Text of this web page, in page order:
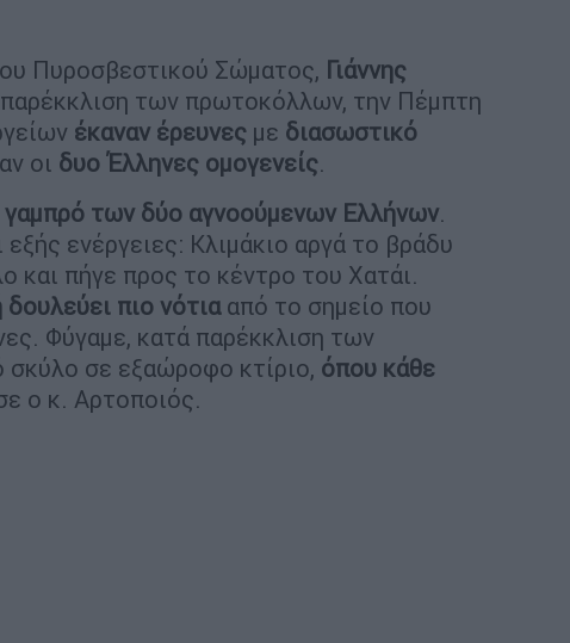
Πυροσβεστικού Σώματος, Γιάννης
των πρωτοκόλλων, την Πέμπτη
έκαναν έρευνες με διασωστικό
οι δυο Έλληνες ομογενείς.
γαμπρό των δύο αγνοούμενων Ελλήνων.
ενέργειες: Κλιμάκιο αργά το βράδυ
πήγε προς το κέντρο του Χατάι.
πιο νότιααπό το σημείο που
Φύγαμε, κατά παρέκκλιση των
σε εξαώροφο κτίριο, όπου κάθε
ο κ. Αρτοποιός.